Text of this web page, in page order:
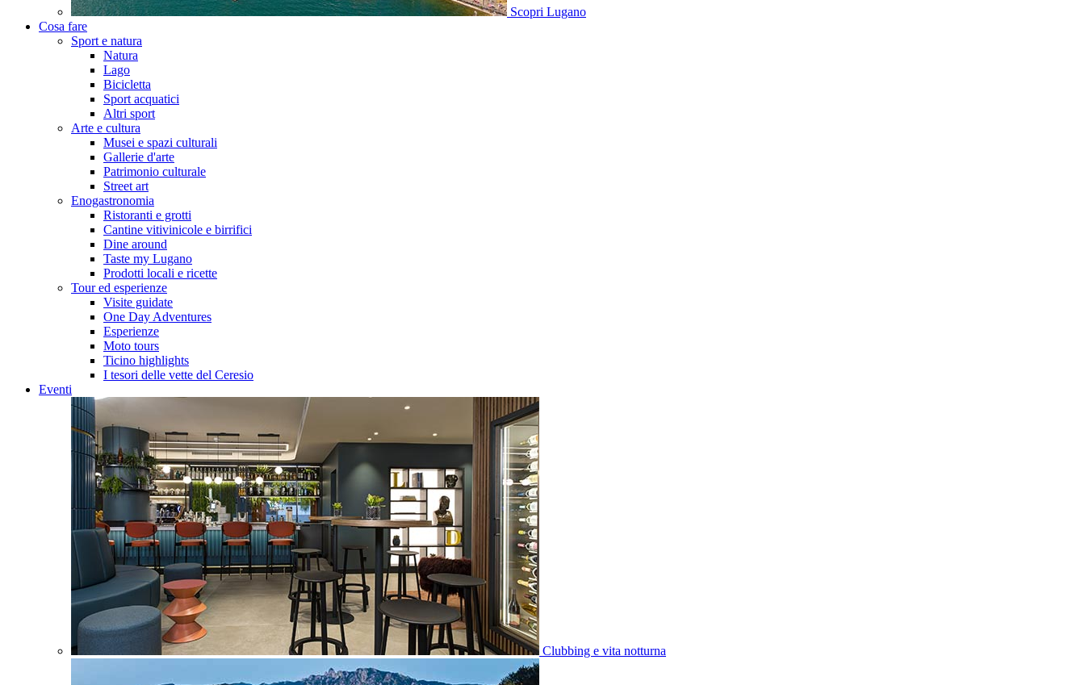
Scopri Lugano
Cosa fare
Sport e natura
Natura
Lago
Bicicletta
Sport acquatici
Altri sport
Arte e cultura
Musei e spazi culturali
Gallerie d'arte
Patrimonio culturale
Street art
Enogastronomia
Ristoranti e grotti
Cantine vitivinicole e birrifici
Dine around
Taste my Lugano
Prodotti locali e ricette
Tour ed esperienze
Visite guidate
One Day Adventures
Esperienze
Moto tours
Ticino highlights
I tesori delle vette del Ceresio
Eventi
Clubbing e vita notturna